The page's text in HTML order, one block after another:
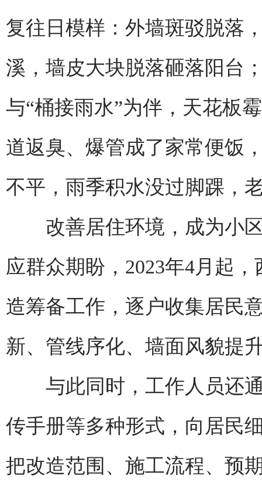
复往日模样：外墙斑驳脱落
溪，墙皮大块脱落砸落阳台
与“桶接雨水”为伴，天花板
道返臭、爆管成了家常便饭
不平，雨季积水没过脚踝
改善居住环境，成为小区
应群众期盼，2023年4月起
造筹备工作，逐户收集居民
新、管线序化、墙面风貌提
与此同时，工作人员还通
传手册等多种形式，向居民
把改造范围、施工流程、预